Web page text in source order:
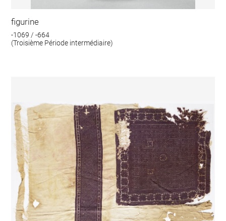
figurine
-1069 / -664
(Troisième Période intermédiaire)